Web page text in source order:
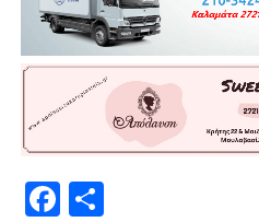
Facebook